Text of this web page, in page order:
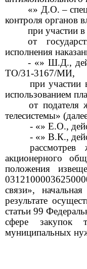
«» Д.О. –
контроля органов
при участии
от
исполнения
- «» Ш.Д.,
ТО/31-3167/МИ,
при участии
использованием
от
телесистемы»
- «» Е.О.,
- «» В.К.,
рассмотрев
акционерного
положения
связи»,
результате
статьи 99
сфере закупок
муниципальных